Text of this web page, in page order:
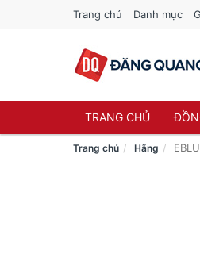
Trang chủ Danh mục
TRANG CHỦ
Trang chủ Hãng